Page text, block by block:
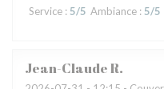
Service : 5/5 Ambiance : 5/5
Jean-ClaudeR